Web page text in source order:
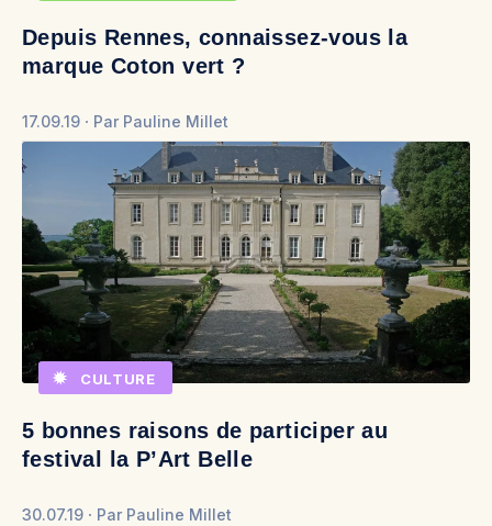
Depuis Rennes, connaissez-vous la
marque Coton vert ?
17.09.19 Par Pauline Millet
CULTURE
5 bonnes raisons de participer au
festival la P’Art Belle
30.07.19 Par Pauline Millet